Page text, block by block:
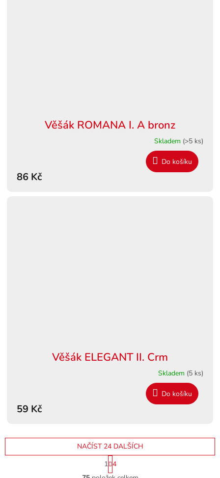
Věšák ROMANA I. A bronz
Skladem (>5 ks)
86 Kč
Do košíku
Věšák ELEGANT II. Crm
Skladem (5 ks)
59 Kč
Do košíku
O
NAČÍST 24 DALŠÍCH
S
t
r
1 4